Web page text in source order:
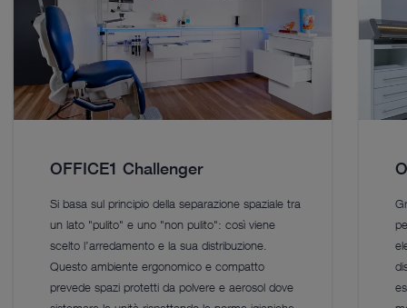
OFFICE1 Challenger
Si basa sul principio della separazione spaziale tra
un lato "pulito" e uno "non pulito": così viene
scelto l’arredamento e la sua distribuzione.
Questo ambiente ergonomico e compatto
prevede spazi protetti da polvere e aerosol dove